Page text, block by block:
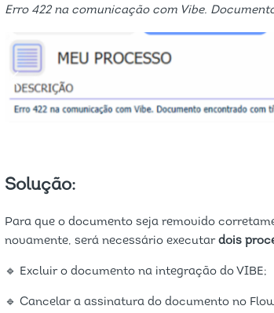
Erro 422 na comunicação com Vibe.
Solução:
Para que o documento seja removido
novamente, será necessário executardois
🔹 Excluir o documento na integração do VIBE;
🔹 Cancelar a assinatura do documento no